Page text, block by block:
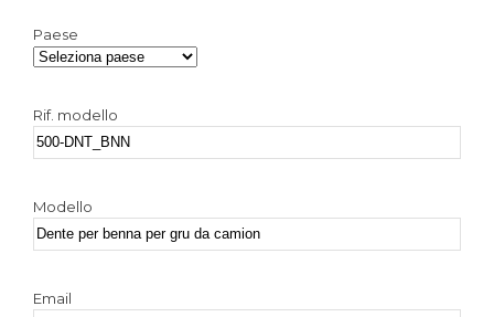
Paese
Rif. modello
Modello
Email